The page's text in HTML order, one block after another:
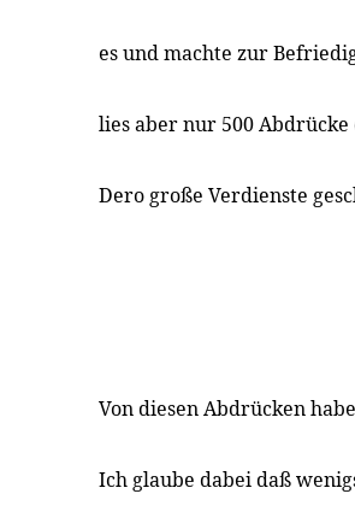
es und machte zur
lies aber nur 500 Abdrücke
Dero große Verdienste
Von diesen Abdrücken
Ich glaube dabei daß